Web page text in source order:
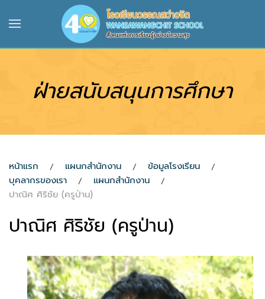
Skip to main content
ฝ่ายสนับสนุนการศึกษา
หน้าแรก แผนกสำนักงาน
ข้อมูลโรงเรียน
บุคลากรของเรา
แผนกสำนักงาน
ปาณิศ ศิริชัย (ครูป่าน)
ปาณิศ ศิริชัย (ครูป่าน)